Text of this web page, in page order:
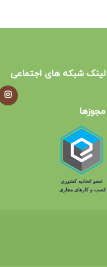
لینک شبکه های اجتماعی​
مجوزها